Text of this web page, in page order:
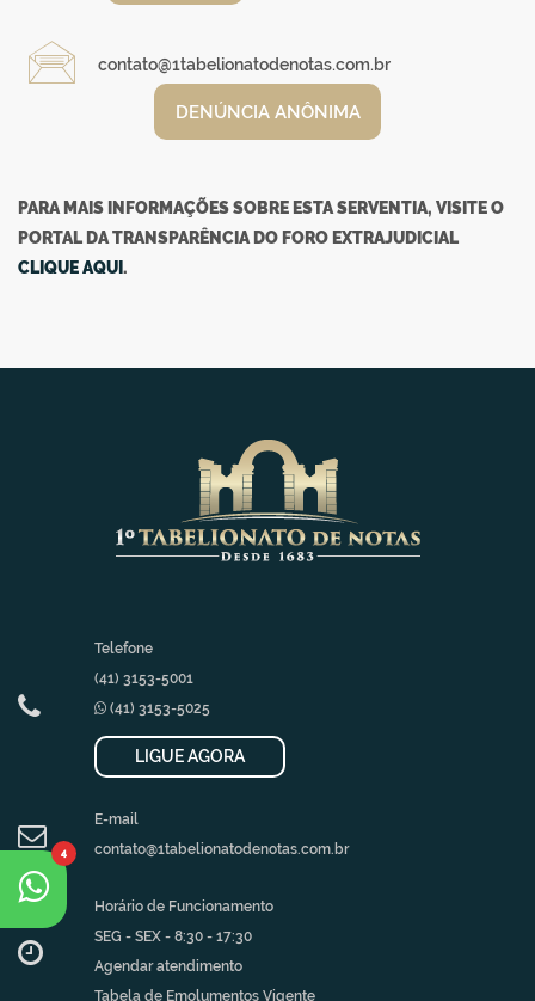
contato@1tabelionatodenotas.com.br
DENÚNCIA ANÔNIMA
PARA MAIS INFORMAÇÕES SOBRE ESTA SERVENTIA, VISITE O
PORTAL DA TRANSPARÊNCIA DO FORO EXTRAJUDICIAL
CLIQUE AQUI .
Telefone
(41) 3153-5001
(41) 3153-5025
LIGUE AGORA
E-mail
contato@1tabelionatodenotas.com.br
Horário de Funcionamento
SEG - SEX - 8:30 - 17:30
Agendar atendimento
Tabela de Emolumentos Vigente
4